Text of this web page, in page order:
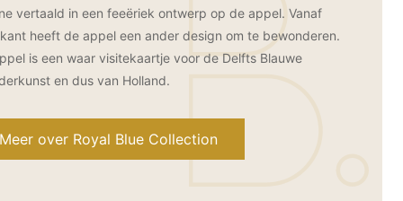
vertaald in een feeëriek ontwerp op de appel. Vanaf
heeft de appel een ander design om te bewonderen.
is een waar visitekaartje voor de Delfts Blauwe
en dus van Holland.
Meer over Royal Blue Collection